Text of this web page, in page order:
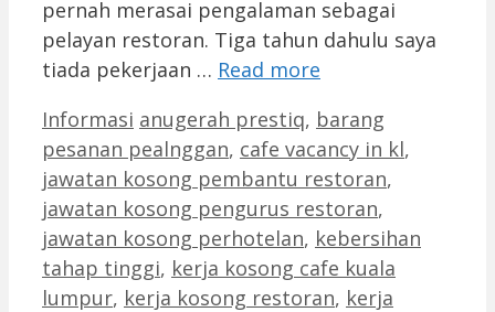
pernah merasai pengalaman sebagai
pelayan restoran. Tiga tahun dahulu saya
tiada pekerjaan … Read more
Categories
Informasi Tags
anugerah prestiq, barang
pesanan pealnggan, cafe vacancy in kl,
jawatan kosong pembantu restoran,
jawatan kosong pengurus restoran,
jawatan kosong perhotelan, kebersihan
tahap tinggi, kerja kosong cafe kuala
lumpur, kerja kosong restoran, kerja